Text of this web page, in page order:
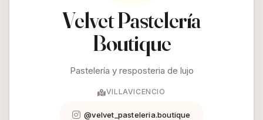
Velvet Pastelería
Boutique
Pastelería y resposteria de lujo
VILLAVICENCIO
@velvet_pasteleria.boutique